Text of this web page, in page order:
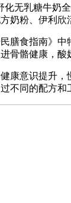
化无乳糖牛奶
奶粉、伊利欣
食指南》中
骨骼健康，酸
意识提升，慢
不同的配方和